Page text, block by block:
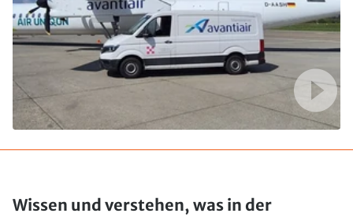
Wissen und verstehen, was in der